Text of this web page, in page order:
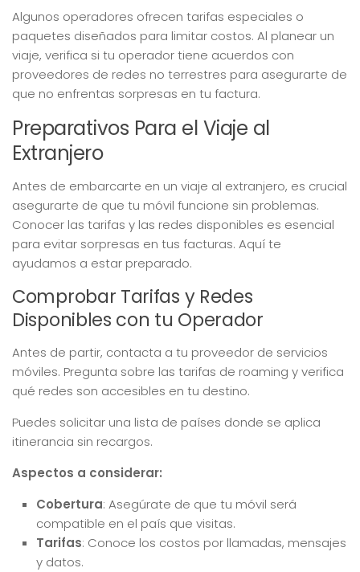
Algunos operadores ofrecen tarifas especiales o
paquetes diseñados para limitar costos. Al planear un
viaje, verifica si tu operador tiene acuerdos con
proveedores de redes no terrestres para asegurarte de
que no enfrentas sorpresas en tu factura.
Preparativos Para el Viaje al
Extranjero
Antes de embarcarte en un viaje al extranjero, es crucial
asegurarte de que tu móvil funcione sin problemas.
Conocer las tarifas y las redes disponibles es esencial
para evitar sorpresas en tus facturas. Aquí te
ayudamos a estar preparado.
Comprobar Tarifas y Redes
Disponibles con tu Operador
Antes de partir, contacta a tu proveedor de servicios
móviles. Pregunta sobre las tarifas de roaming y verifica
qué redes son accesibles en tu destino.
Puedes solicitar una lista de países donde se aplica
itinerancia sin recargos.
Aspectos a considerar:
Cobertura: Asegúrate de que tu móvil será
compatible en el país que visitas.
Tarifas: Conoce los costos por llamadas, mensajes
y datos.